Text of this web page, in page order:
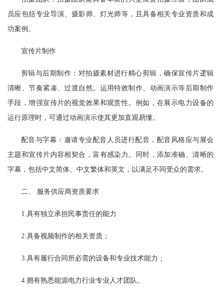
员应包括专业导演、摄影师、灯光师等，且具备相关专业资质和成
功案例。
宣传片制作
剪辑与后期制作：对拍摄素材进行精心剪辑，确保宣传片逻辑
清晰、节奏紧凑、过渡自然。运用特效制作、动画演示等后期制作
手段，增强宣传片的视觉效果和观赏性。例如，在展示电力设备的
运行原理时，可通过动画演示使其更加直观易懂。
配音与字幕：邀请专业配音人员进行配音，配音风格应与展会
主题和宣传片内容相契合，富有感染力。同时，添加准确、清晰的
字幕，包括中文简体、中文繁体和英文，以满足不同受众的需求。
二、 服务供应商资质要求
1.具有独立承担民事责任的能力
2.具备视频制作的相关资质；
3.具有履行合同所必需的设备和专业技术能力；
4.拥有熟悉能源电力行业专业人才团队。